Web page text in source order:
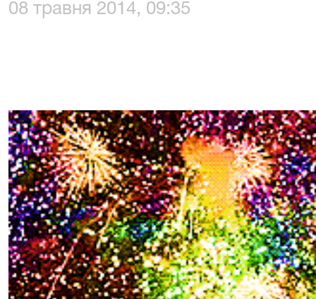
08 травня 2014, 09:35